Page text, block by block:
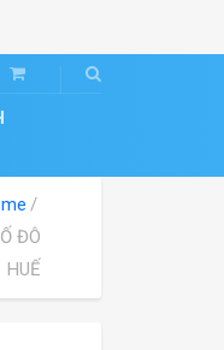
ĐÔ
HUẾ